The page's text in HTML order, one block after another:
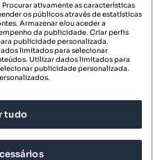
NA:
OLX Portugal, S.A.
ativamente as características
os públicos através de estatísticas
Armazenar e/ou aceder a
da publicidade. Criar perfis
publicidade personalizada.
limitados para selecionar
Utilizar dados limitados para
publicidade personalizada.
tudo